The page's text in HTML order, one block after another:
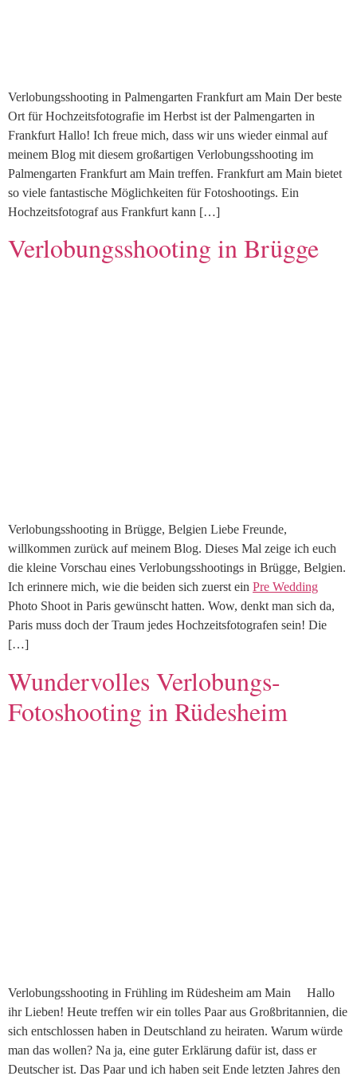
Verlobungsshooting in Palmengarten Frankfurt am Main Der beste
Ort für Hochzeitsfotografie im Herbst ist der Palmengarten in
Frankfurt Hallo! Ich freue mich, dass wir uns wieder einmal auf
meinem Blog mit diesem großartigen Verlobungsshooting im
Palmengarten Frankfurt am Main treffen. Frankfurt am Main bietet
so viele fantastische Möglichkeiten für Fotoshootings. Ein
Hochzeitsfotograf aus Frankfurt kann […]
Verlobungsshooting in Brügge
Verlobungsshooting in Brügge, Belgien Liebe Freunde,
willkommen zurück auf meinem Blog. Dieses Mal zeige ich euch
die kleine Vorschau eines Verlobungsshootings in Brügge, Belgien.
Ich erinnere mich, wie die beiden sich zuerst ein Pre Wedding
Photo Shoot in Paris gewünscht hatten. Wow, denkt man sich da,
Paris muss doch der Traum jedes Hochzeitsfotografen sein! Die
[…]
Wundervolles Verlobungs-
Fotoshooting in Rüdesheim
Verlobungsshooting in Frühling im Rüdesheim am Main Hallo
ihr Lieben! Heute treffen wir ein tolles Paar aus Großbritannien, die
sich entschlossen haben in Deutschland zu heiraten. Warum würde
man das wollen? Na ja, eine guter Erklärung dafür ist, dass er
Deutscher ist. Das Paar und ich haben seit Ende letzten Jahres den